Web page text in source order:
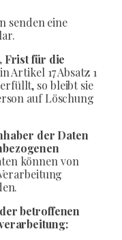
senden eine
Frist für die
Artikel 17 Absatz 1
so bleibt sie
auf Löschung
der Daten
können von
betroffenen